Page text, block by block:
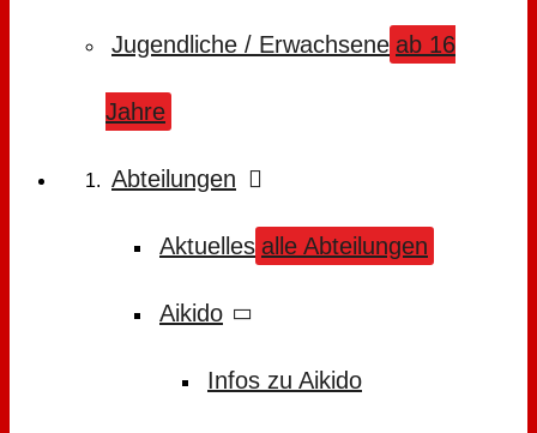
Jugendliche / Erwachsene ab 16
Jahre
Abteilungen
Aktuelles alle Abteilungen
Aikido
Infos zu Aikido